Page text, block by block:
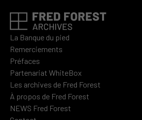
La Banque du pied
Remerciements
Préfaces
Partenariat WhiteBox
Les archives de Fred Forest
À propos de Fred Forest
NEWS Fred Forest